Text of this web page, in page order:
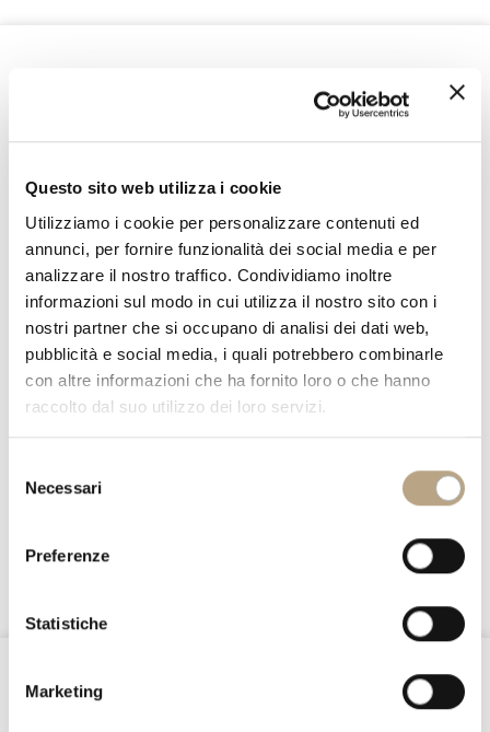
Questo sito web utilizza i cookie
Utilizziamo i cookie per personalizzare contenuti ed
annunci, per fornire funzionalità dei social media e per
analizzare il nostro traffico. Condividiamo inoltre
informazioni sul modo in cui utilizza il nostro sito con i
nostri partner che si occupano di analisi dei dati web,
pubblicità e social media, i quali potrebbero combinarle
con altre informazioni che ha fornito loro o che hanno
raccolto dal suo utilizzo dei loro servizi.
delNecessari
Preferenze
Statistiche
Marketing
RELATED PRODUCTS